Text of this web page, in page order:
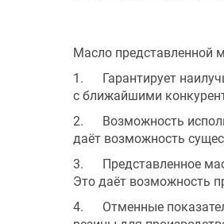
Масло представленной
1. Гарантирует
с ближайшими
2. Возможность
даёт возможность
3. Представленное
Это даёт возможность
4. Отменные показатели